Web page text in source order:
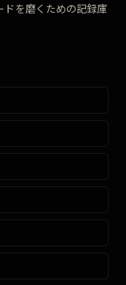
ドを磨くための記録庫